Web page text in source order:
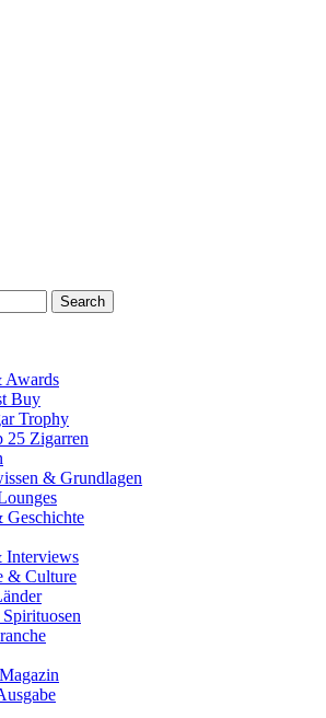
Awards
Buy
Trophy
25 Zigarren
& Grundlagen
Geschichte
Interviews
& Culture